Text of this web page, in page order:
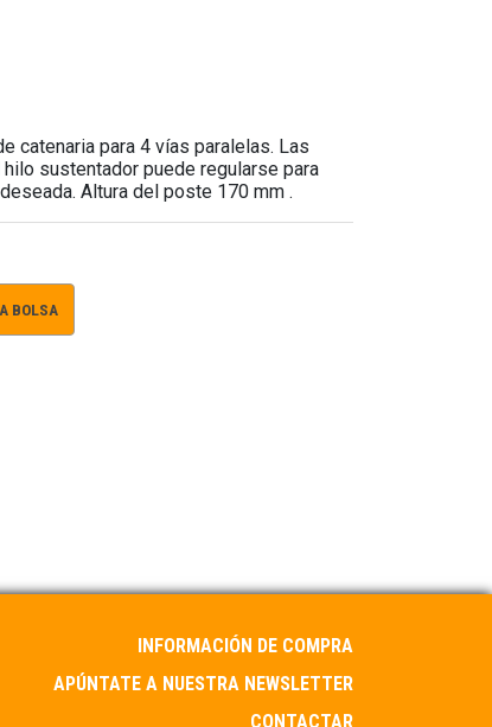
catenaria para 4 vías paralelas. Las
sustentador puede regularse para
Altura del poste 170 mm .
BOLSA
INFORMACIÓN DE COMPRA
APÚNTATE A NUESTRA NEWSLETTER
CONTACTAR